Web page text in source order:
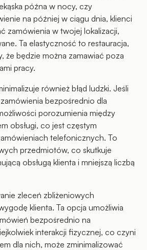
późna w nocy, czy
na później w ciągu dnia, klienci
zamówienia w twojej lokalizacji,
Ta elastyczność to restauracja,
że będzie można zamawiać poza
pracy.
również błąd ludzki. Jeśli
bezpośrednio dla
porozumienia między
obsługi, co jest częstym
telefonicznych. To
przedmiotów, co skutkuje
obsługą klienta i mniejszą liczbą
zleceń zbliżeniowych
klienta. Ta opcja umożliwia
bezpośrednio na
interakcji fizycznej, co czyni
dla nich, może zminimalizować